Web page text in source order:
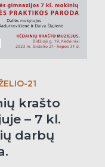
21
krašto
– 7 kl.
darbų